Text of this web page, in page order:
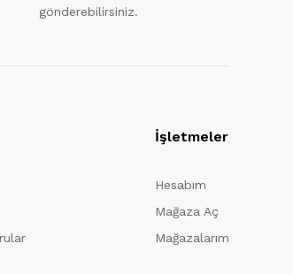
gönderebilirsiniz.
İşletmeler
Hesabım
Mağaza Aç
Mağazalarım